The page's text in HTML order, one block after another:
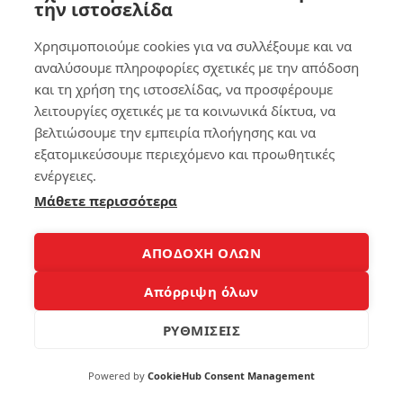
ατ
ί
Συ
μβ
αί
νει
κα
Φτ
ξει
ς
Μέ
Λίγ
Βρ
ες
το
κιν
ητ
ό
την ιστοσελίδα
Χρησιμοποιούμε cookies για να συλλέξουμε και να
αναλύσουμε πληροφορίες σχετικές με την απόδοση
και τη χρήση της ιστοσελίδας, να προσφέρουμε
λειτουργίες σχετικές με τα κοινωνικά δίκτυα, να
βελτιώσουμε την εμπειρία πλοήγησης και να
εξατομικεύσουμε περιεχόμενο και προωθητικές
ενέργειες.
Μάθετε περισσότερα
ΑΠΟΔΟΧΗ ΟΛΩΝ
Απόρριψη όλων
ΡΥΘΜΙΣΕΙΣ
Powered by CookieHub Consent Management